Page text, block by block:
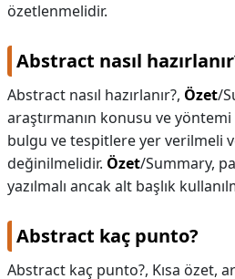
özetlenmelidir.
Abstract nasıl
Abstract nasıl hazırlanır?, Özet/
araştırmanın konusu ve
bulgu ve tespitlere yer verilmeli
değinilmelidir. Özet/Summary,
yazılmalı ancak alt başlık
Abstract kaç punto?
Abstract kaç punto?, Kısa özet,